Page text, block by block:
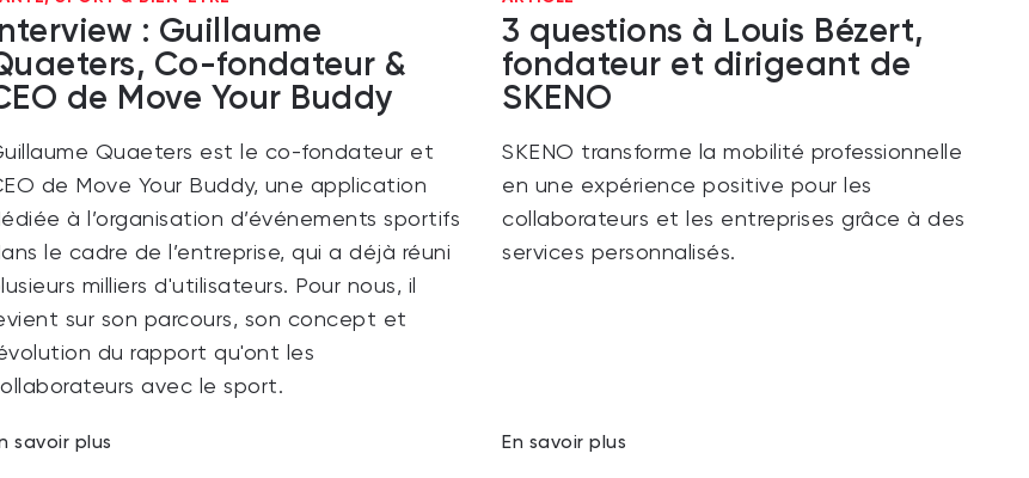
: Guillaume
Co-fondateur &
de Move Your Buddy
Quaeters est le co-fondateur et
de Move Your Buddy, une application
à l’organisation d’événements sportifs
le cadre de l’entreprise, qui a déjà réuni
milliers d'utilisateurs. Pour nous, il
sur son parcours, son concept et
du rapport qu'ont les
avec le sport.
savoir plus
3 questions à Louis Bézert,
fondateur et dirigeant de
SKENO
SKENO transforme la mobilité professionnelle
en une expérience positive pour les
collaborateurs et les entreprises grâce à des
services personnalisés.
En savoir plus